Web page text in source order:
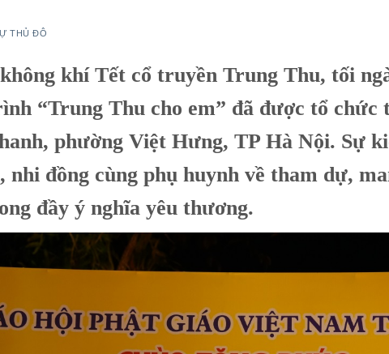
THỦ ĐÔ
khí Tết cổ truyền Trung Thu, tối
“Trung Thu cho em” đã được tổ chức
phường Việt Hưng, TP Hà Nội. Sự
nhi đồng cùng phụ huynh về tham dự,
đầy ý nghĩa yêu thương.